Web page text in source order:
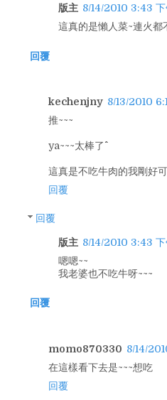
版主 8/14/2010 3:43
這真的是懶人菜~連火
回覆
kechenjny 8/13/2010
推~~~
ya~~~太棒了^^
這真是不吃牛肉的我剛好可
回覆
回覆
版主 8/14/2010 3:43
嗯嗯~~
我老婆也不吃牛呀~~~
回覆
momo870330 8/14/
在這樣看下去是~~~想吃
回覆